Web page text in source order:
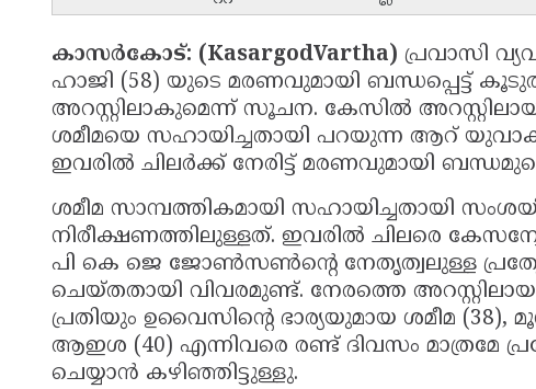
കാസർകോട്: (KasargodVartha) പ്രവാസി
ഹാജി (58) യുടെ മരണവുമായി ബന്ധപ്പെട്ട്
അറസ്റ്റിലാകുമെന്ന് സൂചന. കേസിൽ അറസ്റ്റിലായ
ശമീമയെ സഹായിച്ചതായി പറയുന്ന ആറ്
ഇവരിൽ ചിലർക്ക് നേരിട്ട് മരണവുമായി
ശമീമ സാമ്പത്തികമായി സഹായിച്ചതായി
നിരീക്ഷണത്തിലുള്ളത്. ഇവരിൽ ചിലരെ
പി കെ ജെ ജോൺസൺൻ്റെ നേതൃത്വലുള്ള
ചെയ്തതായി വിവരമുണ്ട്. നേരത്തെ അറസ്റ്റിലായ
പ്രതിയും ഉവൈസിന്റെ ഭാര്യയുമായ ശമീമ (38),
ആഇശ (40) എന്നിവരെ രണ്ട് ദിവസം മാത്രമേ
ചെയ്യാൻ കഴിഞ്ഞിട്ടുള്ളു.